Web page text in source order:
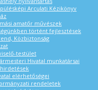
Arculati Kézikönyv
amatőr művészek
történt fejlesztések
Közbiztonság
testület
Hivatal munkatársai
elérhetőségei
rendeletek